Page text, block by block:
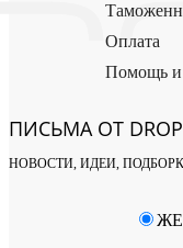
Оплата
Помощь и
ПИСЬМА ОТ
НОВОСТИ, ИДЕИ,